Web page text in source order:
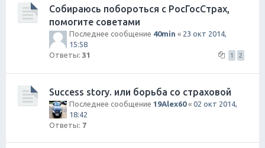
Собираюсь побороться с РосГосСтрах,
помогите советами
Последнее сообщение 40min « 23 окт 2014,
15:58
Ответы: 31 1 2
Success story. или борьба со страховой
Последнее сообщение 19Alex60« 02 окт 2014,
18:42
Ответы: 7